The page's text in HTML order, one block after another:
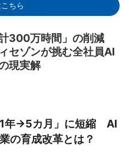
ちら
300万時間」の削減
セゾンが挑む全社員AI
現実解
1年→5カ月」に短縮 AI
の育成改革とは？